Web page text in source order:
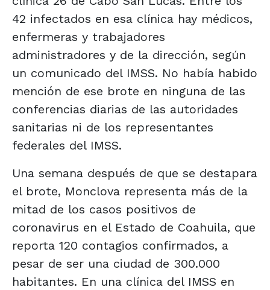
42 infectados en esa clínica hay médicos,
enfermeras y trabajadores
administradores y de la dirección, según
un comunicado del IMSS. No había habido
mención de ese brote en ninguna de las
conferencias diarias de las autoridades
sanitarias ni de los representantes
federales del IMSS.
Una semana después de que se destapara
el brote, Monclova representa más de la
mitad de los casos positivos de
coronavirus en el Estado de Coahuila, que
reporta 120 contagios confirmados, a
pesar de ser una ciudad de 300.000
habitantes. En una clínica del IMSS en